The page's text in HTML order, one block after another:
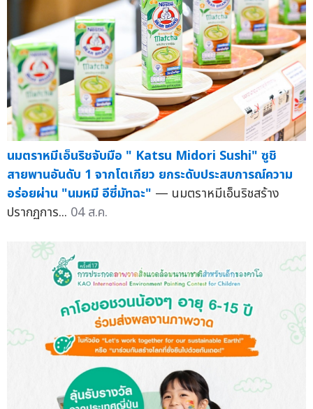
นมตราหมีเอ็นริชจับมือ " Katsu Midori Sushi" ซูชิ
สายพานอันดับ 1 จากโตเกียว ยกระดับประสบการณ์ความ
อร่อยผ่าน "นมหมี อีซี่มัทฉะ" — นมตราหมีเอ็นริชสร้าง
ปรากฏการ... 04 ส.ค.